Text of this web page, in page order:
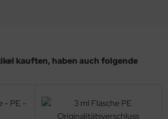
kauften, haben auch folgende